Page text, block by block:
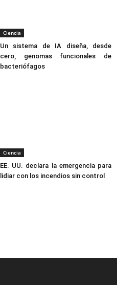
Ciencia
Un sistema de IA diseña, desde
cero, genomas funcionales de
bacteriófagos
Ciencia
EE. UU. declara la emergencia para
lidiar con los incendios sin control